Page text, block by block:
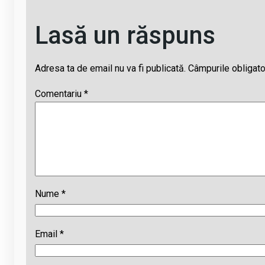
Lasă un răspuns
Adresa ta de email nu va fi publicată. Câmpurile
Comentariu *
Nume *
Email *